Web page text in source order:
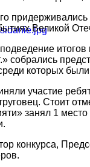
Великой
собрались
которых
участие
Стоит
занял 1
конкурса,